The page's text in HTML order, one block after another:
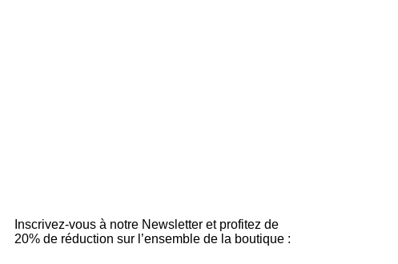
Inscrivez-vous à notre Newsletter et profitez de
20% de réduction sur l’ensemble de la boutique :